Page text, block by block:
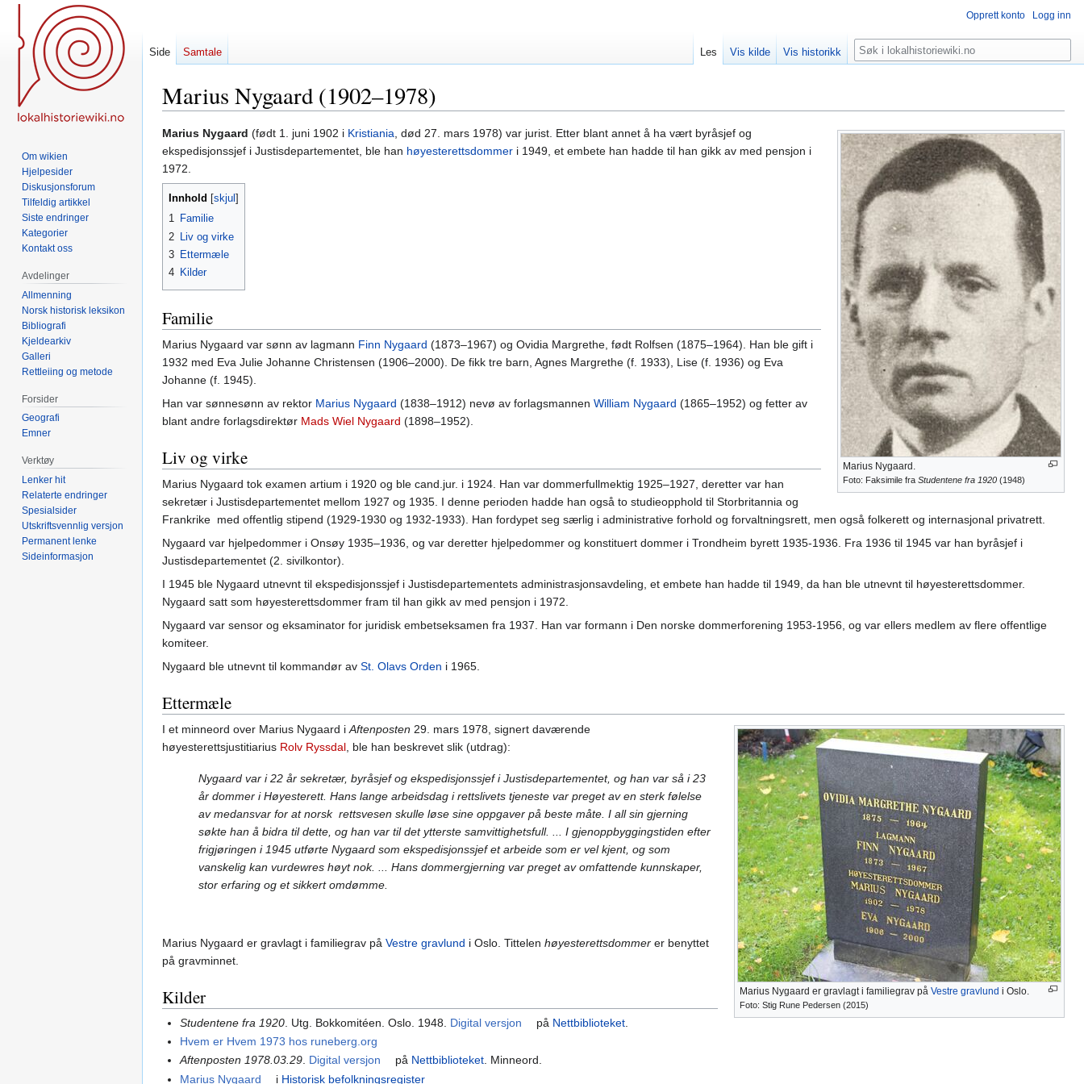
Marius Nygaard (1902–1978)
Hopp
til
navigering
Hopp
til
søk
Marius Nygaard.
Foto: Faksimile fra Studentene fra 1920 (1948)
Marius Nygaard (født 1. juni 1902 i Kristiania, død 27. mars 1978) var jurist. Etter blant annet å ha vært byråsjef og
ekspedisjonssjef i Justisdepartementet, ble han høyesterettsdommer i 1949, et embete han hadde til han gikk av med pensjon i
1972.
Innhold
1 Familie
2
Liv og virke
3 Ettermæle
4 Kilder
Familie
Marius Nygaard var sønn av lagmann Finn Nygaard (1873–1967) og Ovidia Margrethe, født Rolfsen (1875–1964). Han ble gift i
1932 med Eva Julie Johanne Christensen (1906–2000). De fikk tre barn, Agnes Margrethe (f. 1933), Lise (f. 1936) og Eva
Johanne (f. 1945).
Han var sønnesønn av rektor Marius Nygaard (1838–1912) nevø av forlagsmannen William Nygaard (1865–1952) og fetter av
blant andre forlagsdirektør Mads Wiel Nygaard (1898–1952).
Liv og virke
Marius Nygaard tok examen artium i 1920 og ble cand.jur. i 1924. Han var dommerfullmektig 1925–1927, deretter var han
sekretær i Justisdepartementet mellom 1927 og 1935. I denne perioden hadde han også to studieopphold til Storbritannia og
Frankrike med offentlig stipend (1929-1930 og 1932-1933). Han fordypet seg særlig i administrative forhold og forvaltningsrett, men også folkerett og internasjonal privatrett.
Nygaard var hjelpedommer i Onsøy 1935–1936, og var deretter hjelpedommer og konstituert dommer i Trondheim byrett 1935-1936. Fra 1936 til 1945 var han byråsjef i
Justisdepartementet (2. sivilkontor).
I 1945 ble Nygaard utnevnt til ekspedisjonssjef i Justisdepartementets administrasjonsavdeling, et embete han hadde til 1949, da han ble utnevnt til høyesterettsdommer.
Nygaard satt som høyesterettsdommer fram til han gikk av med pensjon i 1972.
Nygaard var sensor og eksaminator for juridisk embetseksamen fra 1937. Han var formann i Den norske dommerforening 1953-1956, og var ellers medlem av flere offentlige
komiteer.
Nygaard ble utnevnt til kommandør av St. Olavs Orden i 1965.
Ettermæle
Marius Nygaard er gravlagt i familiegrav på Vestre gravlund i Oslo.
Foto: Stig Rune Pedersen (2015)
I et minneord over Marius Nygaard iAftenposten 29. mars 1978, signert daværende
høyesterettsjustitiarius Rolv Ryssdal, ble han beskrevet slik (utdrag):
Nygaard var i 22 år sekretær, byråsjef og ekspedisjonssjef i Justisdepartementet, og han var så i 23
år dommer i Høyesterett. Hans lange arbeidsdag i rettslivets tjeneste var preget av en sterk følelse
av medansvar for at norsk rettsvesen skulle løse sine oppgaver på beste måte. I all sin gjerning
søkte han å bidra til dette, og han var til det ytterste samvittighetsfull. ... I gjenoppbyggingstiden efter
frigjøringen i 1945 utførte Nygaard som ekspedisjonssjef et arbeide som er vel kjent, og som
vanskelig kan vurdewres høyt nok. ... Hans dommergjerning var preget av omfattende kunnskaper,
stor erfaring og et sikkert omdømme.
Marius Nygaard er gravlagt i familiegrav på Vestre gravlund i Oslo. Tittelen høyesterettsdommer er benyttet
på gravminnet.
Kilder
Studentene fra 1920 . Utg. Bokkomitéen. Oslo. 1948. Digital versjon på Nettbiblioteket
Hvem er Hvem 1973 hos runeberg.org
Aftenposten 1978.03.29. Digital versjon på Nettbiblioteket. Minneord.
Marius Nygaard
i Historisk befolkningsregister
Opprett konto Logg inn
Side Samtale Les Vis kilde Vis historikk Søk
Om wikien
Hjelpesider
Diskusjonsforum
Tilfeldig artikkel
Siste endringer
Kategorier
Kontakt oss
Avdelinger
Allmenning
Norsk historisk leksikon
Bibliografi
Kjeldearkiv
Galleri
Rettleiing og metode
Forsider
Geografi
Emner
Verktøy
Lenker hit
Relaterte endringer
Spesialsider
Utskriftsvennlig versjon
Permanent lenke
Sideinformasjon